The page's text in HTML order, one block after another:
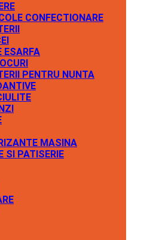
CONFECTIONARE
ESARFA
PENTRU NUNTA
MASINA
SI PATISERIE